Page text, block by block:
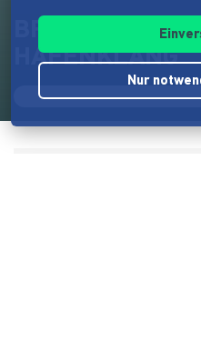
BROKE BUT
HAFENKLANG
Nur